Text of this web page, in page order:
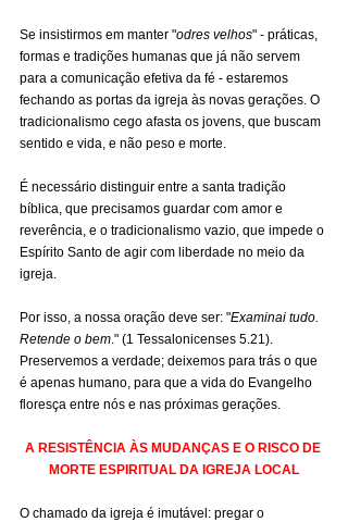
Se insistirmos em manter "odres velhos" - práticas,
formas e tradições humanas que já não servem
para a comunicação efetiva da fé - estaremos
fechando as portas da igreja às novas gerações. O
tradicionalismo cego afasta os jovens, que buscam
sentido e vida, e não peso e morte.
É necessário distinguir entre a santa tradição
bíblica, que precisamos guardar com amor e
reverência, e o tradicionalismo vazio, que impede o
Espírito Santo de agir com liberdade no meio da
igreja.
Por isso, a nossa oração deve ser: "Examinai tudo.
Retende o bem." (1 Tessalonicenses 5.21).
Preservemos a verdade; deixemos para trás o que
é apenas humano, para que a vida do Evangelho
floresça entre nós e nas próximas gerações.
A RESISTÊNCIA ÀS MUDANÇAS E O RISCO DE
MORTE ESPIRITUAL DA IGREJA LOCAL
O chamado da igreja é imutável: pregar o